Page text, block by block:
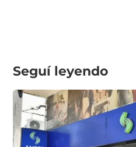
Seguí leyendo